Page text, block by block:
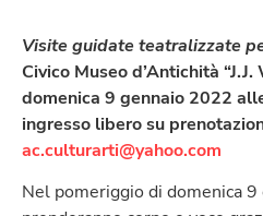
Visite guidate teatralizzate
Civico Museo d’Antichità
domenica 9 gennaio 2022
ingresso libero su
ac.culturarti@yahoo.com
Nel pomeriggio di domenica